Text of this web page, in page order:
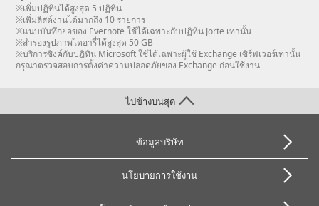
※เพิ่มปฏิทินได้สูงสุด 5 ปฏิทิน
※เพิ่มลิสต์งานได้มากถึง 10 รายการ
※แนบบันทึกย่อของ Evernote ใช้ได้เฉพาะกับปฏิทิน Jorte เท่านั้น
※สำรองรูปภาพไดอารี่ได้สูงสุด 50 GB
※บริการซิงค์กับปฏิทิน Microsoft ใช้ได้เฉพาะผู้ใช้ Exchange เซิร์ฟเวอร์เท่านั้น
กรุณาตรวจสอบการตั้งค่าความปลอดภัยของ Exchange ก่อนใช้งาน
ข้อมูลบริษัท
นโยบายการใช้งาน
ไปข้างบนสุด